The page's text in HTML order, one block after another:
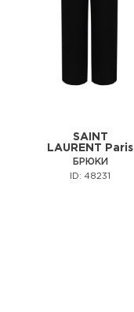
SAINT
LAURENT Paris
БРЮКИ
ID: 48231